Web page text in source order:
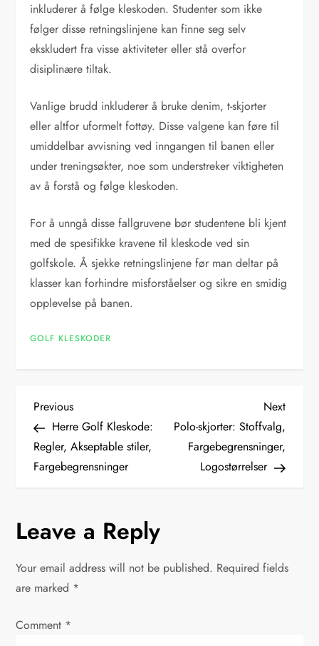
inkluderer å følge kleskoden. Studenter som ikke
følger disse retningslinjene kan finne seg selv
ekskludert fra visse aktiviteter eller stå overfor
disiplinære tiltak.
Vanlige brudd inkluderer å bruke denim, t-skjorter
eller altfor uformelt fottøy. Disse valgene kan føre til
umiddelbar avvisning ved inngangen til banen eller
under treningsøkter, noe som understreker viktigheten
av å forstå og følge kleskoden.
For å unngå disse fallgruvene bør studentene bli kjent
med de spesifikke kravene til kleskode ved sin
golfskole. Å sjekke retningslinjene før man deltar på
klasser kan forhindre misforståelser og sikre en smidig
opplevelse på banen.
GOLF KLESKODER
P
o
s
n
a
v
Previous
Post
Previous
Herre Golf Kleskode:
Regler, Akseptable stiler,
Fargebegrensninger
Next
Post
Next
Polo-skjorter: Stoffvalg,
Fargebegrensninger,
Logostørrelser
Leave a Reply
Your email address will not be published. Required fields
are marked *
Comment *